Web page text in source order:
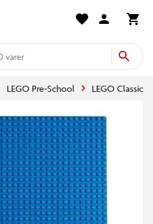
varer
LEGO Pre-School LEGO Classic